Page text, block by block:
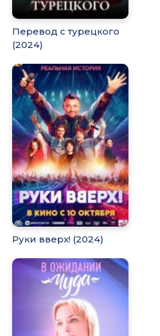
Перевод с турецкого
(2024)
Руки вверх! (2024)